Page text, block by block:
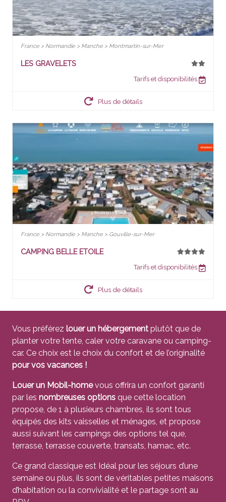
France > Normandie > Manche > Montmartin-sur-Mer
LES GRAVELETS
Tarifs et disponibilités
Plus de détails
France > Normandie > Manche > Gouville-sur-Mer
CAMPING BELLE ETOILE
Tarifs et disponibilités
Plus de détails
Vous préférez louer un hébergement plutôt que de
planter votre tente, caler votre caravane ou camping-
car. Ce choix est le choix du confort et de l’originalité
pour vos vacances !
Louer un Mobil-homevous offrira un confort garanti
par les nombreuses options que cette location
propose, de 1 à plusieurs chambres, ils sont tous
équipés des kits vaisselles et ménages, et propose
aussi suivant les campings des options tel que,
terrasse, terrasse couverte, transats, hamac, etc.
Ce grand classique est Idéal pour les séjours d’une
semaine ou plus, ils sont de véritables petites maisons
d’habitation ou la convivialité et le partage sont au